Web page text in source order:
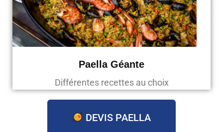
Paella Géante
Différentes recettes au choix
DEVIS PAELLA